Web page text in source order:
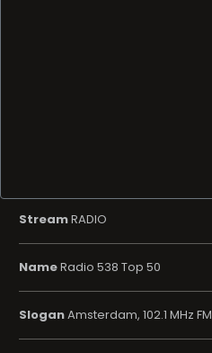
StreamRADIO
NameRadio 538 Top 50
SloganAmsterdam, 102.1 MHz FM